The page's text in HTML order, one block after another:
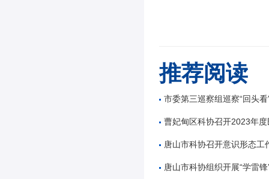
推荐阅读
市委第三巡察组巡察“回头看”市科学技术
曹妃甸区科协召开2023年
唐山市科协召开意识形态工
唐山市科协组织开展“学雷锋”进社